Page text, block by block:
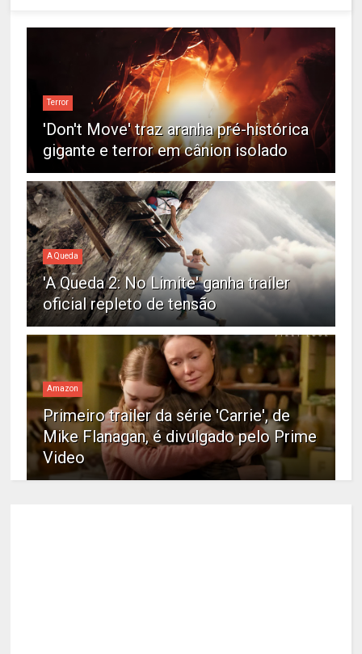
Terror
'Don't Move' traz aranha pré-histórica
gigante e terror em cânion isolado
A Queda
'A Queda 2: No Limite' ganha trailer
oficial repleto de tensão
Amazon
Primeiro trailer da série 'Carrie', de
Mike Flanagan, é divulgado pelo Prime
Video